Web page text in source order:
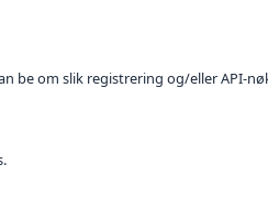
be om slik registrering og/eller API-